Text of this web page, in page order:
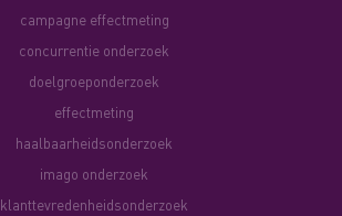
campagne effectmeting
concurrentie onderzoek
doelgroeponderzoek
effectmeting
haalbaarheidsonderzoek
imago onderzoek
klanttevredenheidsonderzoek